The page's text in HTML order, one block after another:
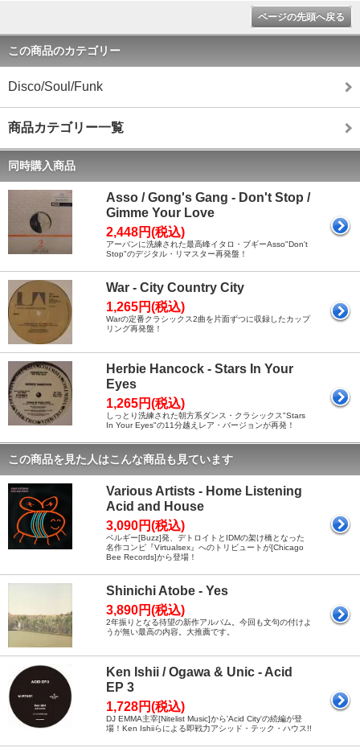
ページの先頭へ戻る
この商品のカテゴリー
Disco/Soul/Funk
商品カテゴリー一覧
同時購入商品
Asso / Gong's Gang - Don't Stop /
Gimme Your Love
2,448円(税込)
アーバンに洗練された最高峰イタロ・ブギーAsso"Don't
Stop"のデジタル・リマスター再発盤！
War - City Country City
1,265円(税込)
Warの定番クラシックス2曲を片面ずつに収録したカップ
リング再発盤！
Herbie Hancock - Stars In Your
Eyes
1,265円(税込)
しっとり洗練された朝方系ダンス・クラシックス"Stars
In Your Eyes"の11分越えレア・バージョンが再発！
この商品を見た人はこんな商品も見ています
Various Artists - Home Listening
Acid and House
3,090円(税込)
ベルギー[Buzz]発、デトロイトとIDMの架け橋となった
名作コンピ『Virtualsex』へのトリビュートが[Chicago
Bee Records]から登場！
Shinichi Atobe - Yes
3,890円(税込)
2年振りとなる待望の新作アルバム。今回も文句の付けよ
うが無い最高の内容。大推薦です。
Ken Ishii / Ogawa & Unic - Acid
EP 3
1,728円(税込)
DJ EMMA主宰[Nitelist Music]から'Acid City'の続編が登
場！Ken Ishiiらによる即戦力アシッド・テック・ハウス!!